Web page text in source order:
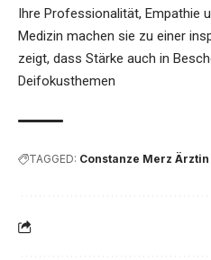
Ihre Professionalität, Empathie
Medizin machen sie zu einer
zeigt, dass Stärke auch in
Deifokusthemen
TAGGED: Constanze Merz Ärztin